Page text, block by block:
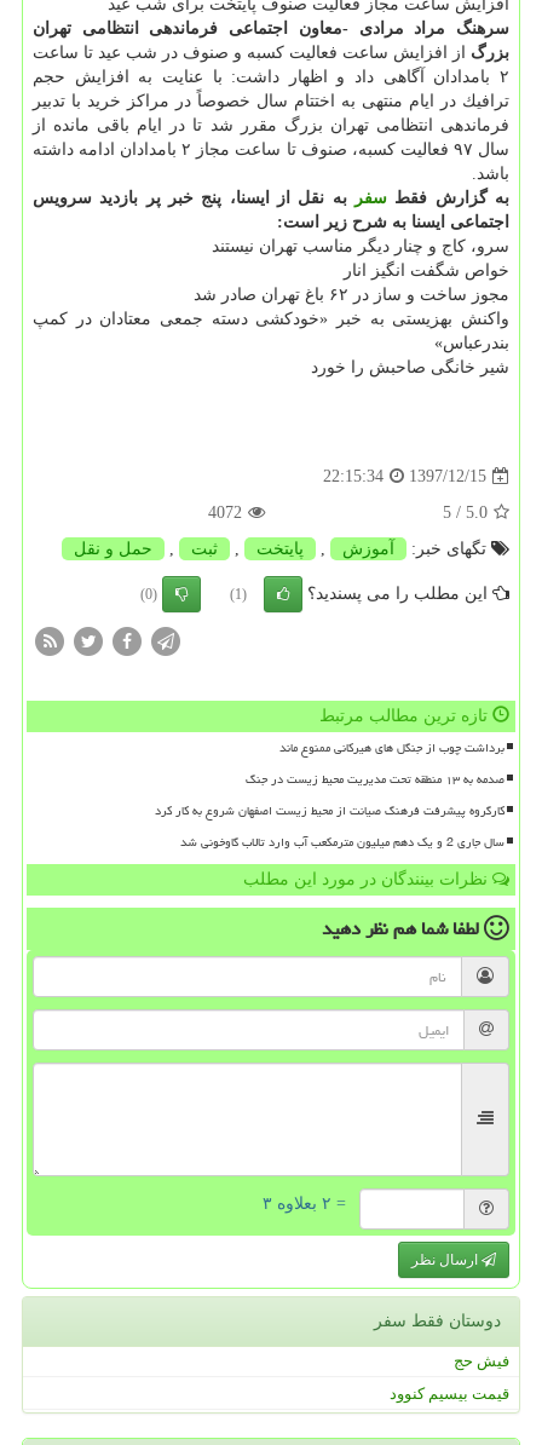
افزایش ساعت مجاز فعالیت صنوف پایتخت برای شب عید
سرهنگ مراد مرادی -معاون اجتماعی فرماندهی انتظامی تهران
بزرگ از افزایش ساعت فعالیت كسبه و صنوف در شب عید تا ساعت
۲ بامدادان آگاهی داد و اظهار داشت: با عنایت به افزایش حجم
ترافیك در ایام منتهی به اختتام سال خصوصاً در مراكز خرید با تدبیر
فرماندهی انتظامی تهران بزرگ مقرر شد تا در ایام باقی مانده از
سال ۹۷ فعالیت كسبه، صنوف تا ساعت مجاز ۲ بامدادان ادامه داشته
باشد.
به گزارش فقط سفر
به نقل از ایسنا، پنج خبر پر بازدید سرویس
اجتماعی ایسنا به شرح زیر است:
سرو، كاج و چنار دیگر مناسب تهران نیستند
خواص شگفت انگیز انار
مجوز ساخت و ساز در ۶۲ باغ تهران صادر شد
واكنش بهزیستی به خبر «خودكشی دسته جمعی معتادان در كمپ
بندرعباس»
شیر خانگی صاحبش را خورد
1397/12/15
22:15:34
5.0
/ 5
4072
تگهای خبر:
آموزش , پایتخت , ثبت , حمل و نقل
این مطلب را می پسندید؟ (1)
(0)
تازه ترین مطالب مرتبط
برداشت چوب از جنگل های هیرکانی ممنوع ماند
صدمه به ۱۳ منطقه تحت مدیریت محیط زیست در جنگ
کارگروه پیشرفت فرهنگ صیانت از محیط زیست اصفهان شروع به کار کرد
سال جاری 2 و یک دهم میلیون مترمکعب آب وارد تالاب گاوخونی شد
نظرات بینندگان در مورد این مطلب
لطفا شما همنظر دهید
= ۲ بعلاوه ۳
ارسال نظر
دوستان فقط سفر
فیش حج
قیمت بیسیم کنوود